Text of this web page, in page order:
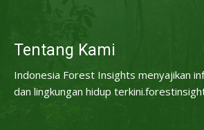
Tentang Kami
Indonesia Forest Insights menyajikan
dan lingkungan hidup